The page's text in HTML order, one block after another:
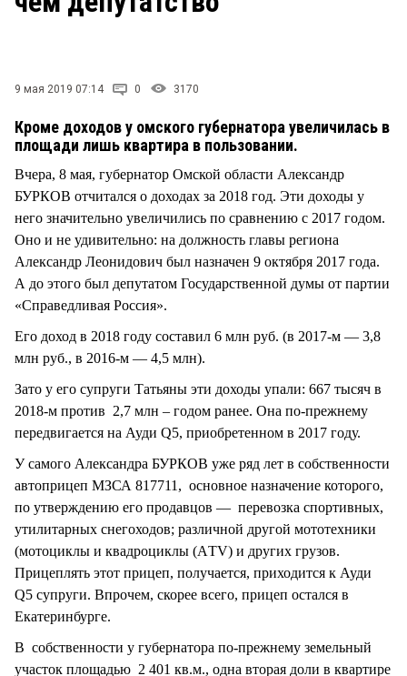
9 мая 2019 07:14 0 3170
Кроме доходов у омского губернатора увеличилась в
площади лишь квартира в пользовании.
Вчера, 8 мая, губернатор Омской области Александр
БУРКОВ отчитался о доходах за 2018 год. Эти доходы у
него значительно увеличились по сравнению с 2017 годом.
Оно и не удивительно: на должность главы региона
Александр Леонидович был назначен 9 октября 2017 года.
А до этого был депутатом Государственной думы от партии
«Справедливая Россия».
Его доход в 2018 году составил 6 млн руб. (в 2017-м — 3,8
млн руб., в 2016-м — 4,5 млн).
Зато у его супруги Татьяны эти доходы упали: 667 тысяч в
2018-м против 2,7 млн – годом ранее. Она по-прежнему
передвигается на Ауди Q5, приобретенном в 2017 году.
У самого Александра БУРКОВ уже ряд лет в собственности
автоприцеп МЗСА 817711, основное назначение которого,
по утверждению его продавцов — перевозка спортивных,
утилитарных снегоходов; различной другой мототехники
(мотоциклы и квадроциклы (АTV) и других грузов.
Прицеплять этот прицеп, получается, приходится к Ауди
Q5 супруги. Впрочем, скорее всего, прицеп остался в
Екатеринбурге.
В собственности у губернатора по-прежнему земельный
участок площадью 2 401 кв.м., одна вторая доли в квартире